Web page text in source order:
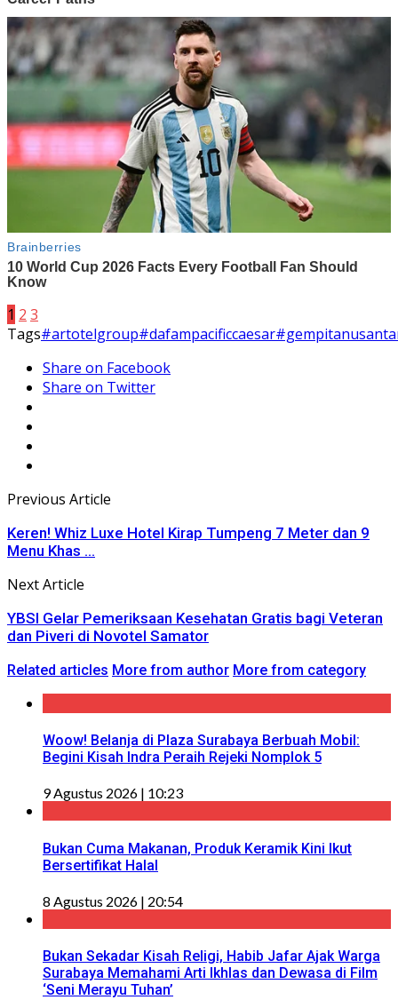
1 2 3
Tags#artotelgroup#dafampacificcaesar
Share on Facebook
Share on Twitter
Previous Article
Keren! Whiz Luxe Hotel Kirap Tumpeng 7 Meter dan 9
Menu Khas ...
Next Article
YBSI Gelar Pemeriksaan Kesehatan Gratis bagi Veteran
dan Piveri di Novotel Samator
Related articles More from author More from category
Woow! Belanja di Plaza Surabaya Berbuah Mobil:
Begini Kisah Indra Peraih Rejeki Nomplok 5
9 Agustus 2026 | 10:23
Bukan Cuma Makanan, Produk Keramik Kini Ikut
Bersertifikat Halal
8 Agustus 2026 | 20:54
Bukan Sekadar Kisah Religi, Habib Jafar Ajak Warga
Surabaya Memahami Arti Ikhlas dan Dewasa di Film
‘Seni Merayu Tuhan’